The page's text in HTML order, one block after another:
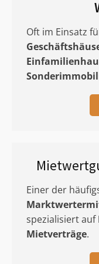
Oft im Einsatz
Einer der
spezialisiert auf
Mietverträge.